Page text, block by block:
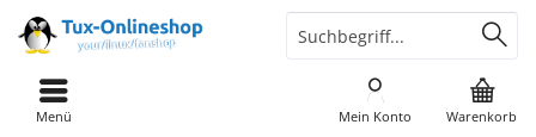
Warenkorb
Mein Konto
Menü